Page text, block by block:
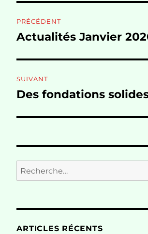
de
PRÉCÉDENT
Publication
Actualités Janvier
SUIVANT
Publication
Des fondations
Recherche
pour :
ARTICLES RÉCENTS